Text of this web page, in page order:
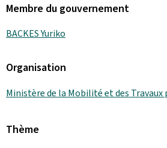
Membre du gouvernement
BACKES Yuriko
Organisation
Ministère de la Mobilité et des Travaux
Thème